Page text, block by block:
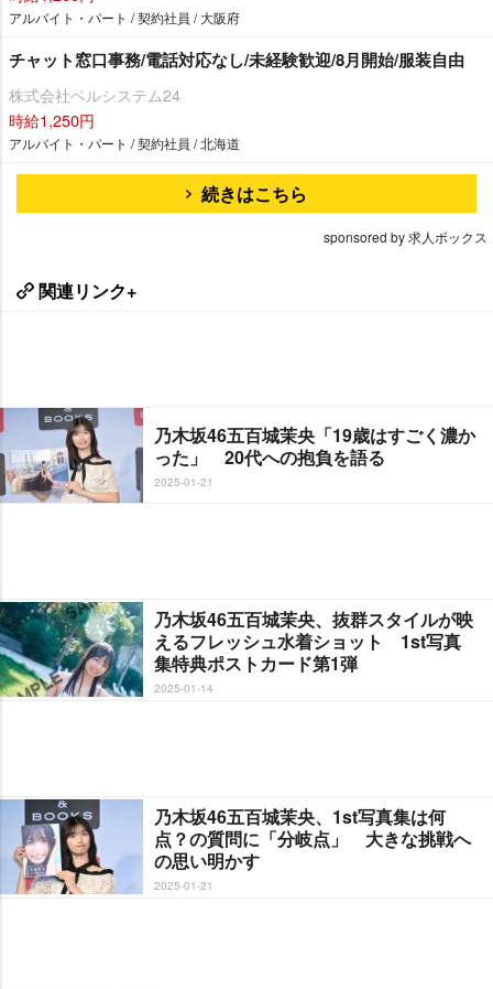
アルバイト・パート / 契約社員 / 大阪府
チャット窓口事務/電話対応なし/未経験歓迎/8月開始/服装自由
株式会社ベルシステム24
時給1,250円
アルバイト・パート / 契約社員 / 北海道
続きはこちら
sponsored by 求人ボックス
関連リンク+
乃木坂46五百城茉央「19歳はすごく濃か
った」 20代への抱負を語る
2025-01-21
乃木坂46五百城茉央、抜群スタイルが映
えるフレッシュ水着ショット 1st写真
集特典ポストカード第1弾
2025-01-14
乃木坂46五百城茉央、1st写真集は何
点？の質問に「分岐点」 大きな挑戦へ
の思い明かす
2025-01-21